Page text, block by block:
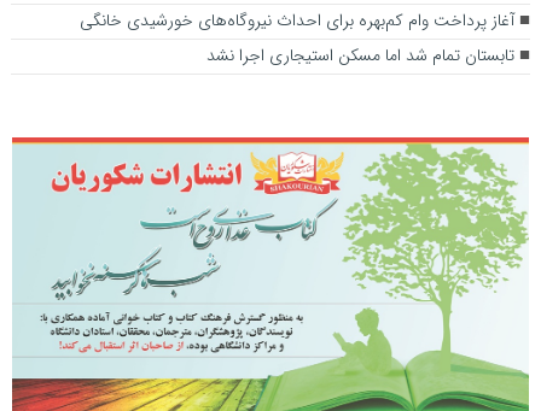
آغاز پرداخت وام کم‌بهره برای احداث نیروگاه‌های خورشیدی خانگی
تابستان تمام شد اما مسکن استیجاری اجرا نشد